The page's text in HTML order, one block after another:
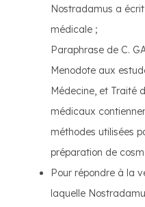
Nostradamus a
médicale ;
Paraphrase de C.
Menodote aux
Médecine, et Traité
médicaux
méthodes utilisées
préparation de
Pour répondre à la
laquelle